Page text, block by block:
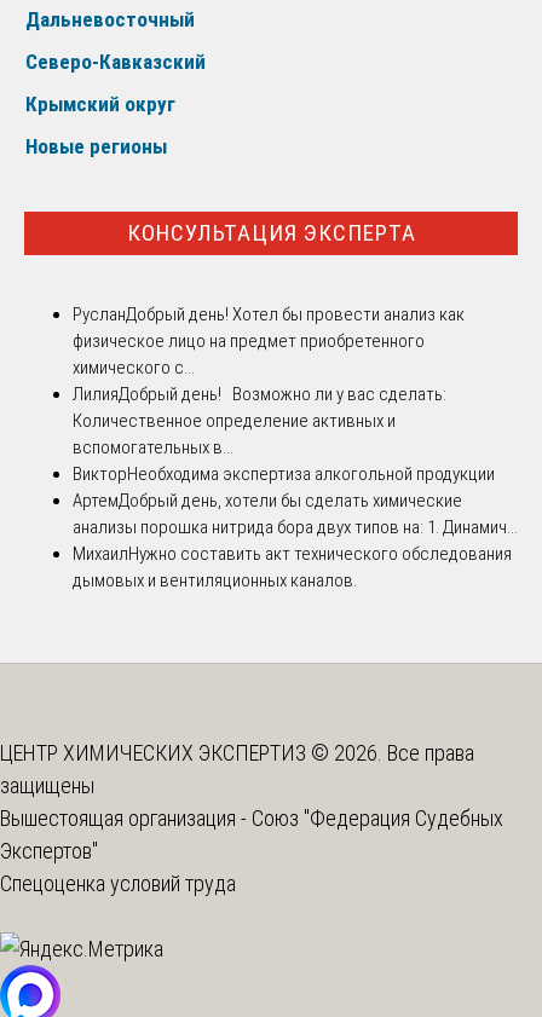
Дальневосточный
Северо-Кавказский
Крымский округ
Новые регионы
КОНСУЛЬТАЦИЯ ЭКСПЕРТА
РусланДобрый день! Хотел бы провести анализ как
физическое лицо на предмет приобретенного
химического с...
ЛилияДобрый день! Возможно ли у вас сделать:
Количественное определение активных и
вспомогательных в...
ВикторНеобходима экспертиза алкогольной продукции
АртемДобрый день, хотели бы сделать химические
анализы порошка нитрида бора двух типов на: 1. Динамич...
МихаилНужно составить акт технического обследования
дымовых и вентиляционных каналов.
ЦЕНТР ХИМИЧЕСКИХ ЭКСПЕРТИЗ © 2026. Все права
защищены
Вышестоящая организация - Союз "Федерация Судебных
Экспертов"
Спецоценка условий труда